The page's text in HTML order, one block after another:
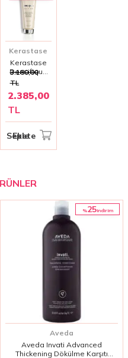
Kerastase
Kerastase
Densifique
Fondant
İnce ve
Seyrek
Saçlara
Hacim
Kazandıran
Bakım Kremi
200 ml
3.180,00
TL
2.385,00
TL
Sepete Ekle
%25i̇ndirim
Aveda
Aveda Invati Advanced
Thickening Dökülme Karşıtı